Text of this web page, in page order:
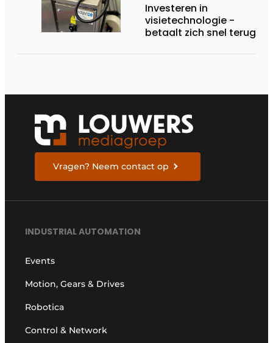
Investeren in
visietechnologie ­
betaalt zich snel terug
Vragen? Neem contact op
INDUSTRIAL AUTOMATION
Events
Motion, Gears & Drives
Robotica
Control & Network